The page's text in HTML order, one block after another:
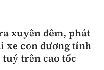
xuyên đêm, phát
xe con dương tính
trên cao tốc